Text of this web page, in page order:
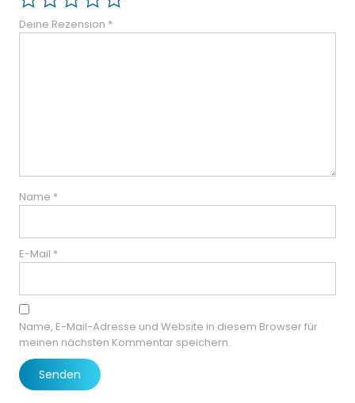
Deine Rezension *
Name *
E-Mail *
Name, E-Mail-Adresse und Website in diesem Browser für
meinen nächsten Kommentar speichern.